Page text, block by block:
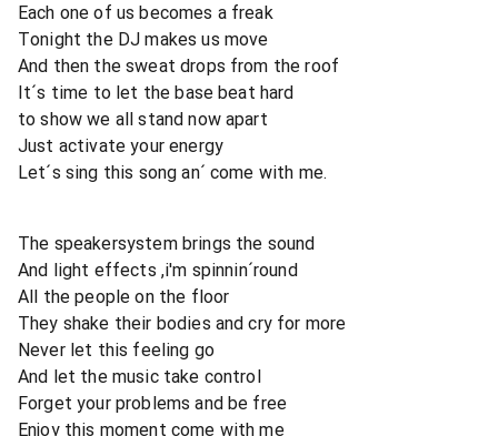
Each one of us becomes a freak
Tonight the DJ makes us move
And then the sweat drops from the roof
It´s time to let the base beat hard
to show we all stand now apart
Just activate your energy
Let´s sing this song an´ come with me.
The speakersystem brings the sound
And light effects ,i'm spinnin´round
All the people on the floor
They shake their bodies and cry for more
Never let this feeling go
And let the music take control
Forget your problems and be free
Enjoy this moment come with me